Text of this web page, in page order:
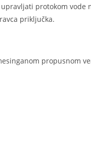
protokom vode
priključka.
propusnom